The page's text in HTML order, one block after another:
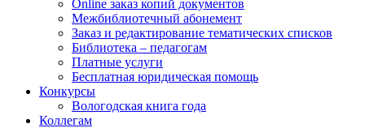
Online заказ копий документов
Межбиблиотечный абонемент
Заказ и редактирование тематических списков
Библиотека – педагогам
Платные услуги
Бесплатная юридическая помощь
Конкурсы
Вологодская книга года
Коллегам